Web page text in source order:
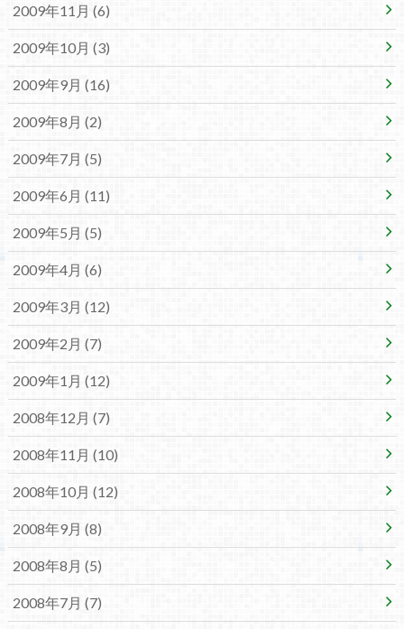
2009年11月 (6)
2009年10月 (3)
2009年9月 (16)
2009年8月 (2)
2009年7月 (5)
2009年6月 (11)
2009年5月 (5)
2009年4月 (6)
2009年3月 (12)
2009年2月 (7)
2009年1月 (12)
2008年12月 (7)
2008年11月 (10)
2008年10月 (12)
2008年9月 (8)
2008年8月 (5)
2008年7月 (7)